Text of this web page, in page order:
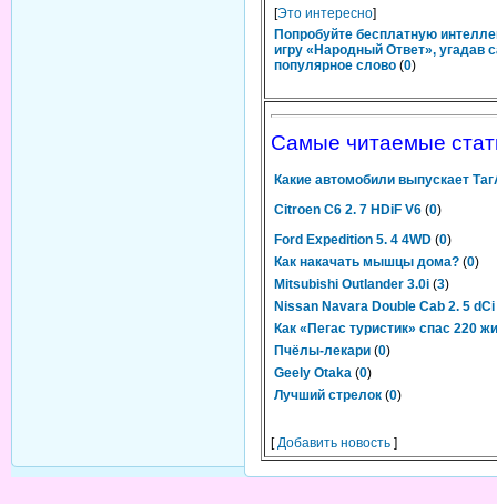
[Это интересно]
Попробуйте бесплатную
игру «Народный Ответ», угадав
популярное слово (0)
Самые читаемые
Какие автомобили выпускает
Citroen C6 2. 7 HDiF V6 (0)
Ford Expedition 5. 4 4WD (0)
Как накачать мышцы дома? (0)
Mitsubishi Outlander 3.0i (3)
Nissan Navara Double Cab 2. 5 dCi
Как «Пегас туристик» спас 220
Пчёлы-лекари (0)
Geely Otaka (0)
Лучший стрелок (0)
[Добавить новость ]